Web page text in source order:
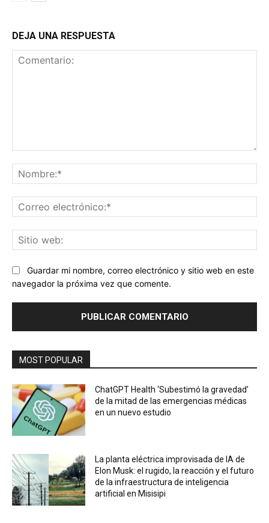
DEJA UNA RESPUESTA
Guardar mi nombre, correo electrónico y sitio web en este
navegador la próxima vez que comente.
MOST POPULAR
ChatGPT Health ‘Subestimó la gravedad’
de la mitad de las emergencias médicas
en un nuevo estudio
La planta eléctrica improvisada de IA de
Elon Musk: el rugido, la reacción y el futuro
de la infraestructura de inteligencia
artificial en Misisipi